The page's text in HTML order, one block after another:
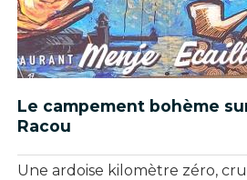
Le campement bohème
Racou
Une ardoise kilomètre zéro,